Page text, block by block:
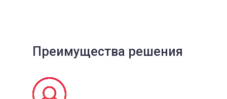
Преимущества решения